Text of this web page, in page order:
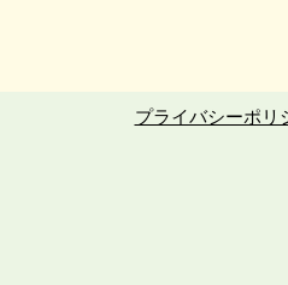
プライバシーポリ